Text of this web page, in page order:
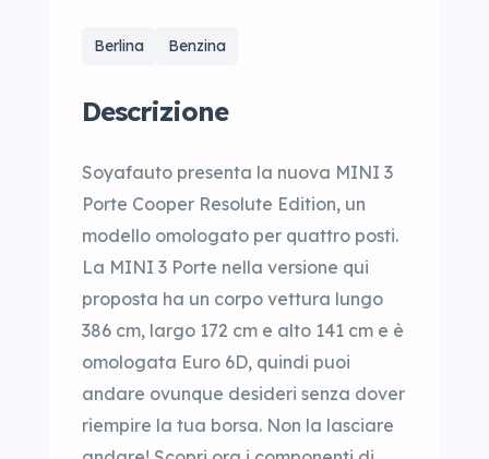
Berlina Benzina
Descrizione
Soyafauto presenta la nuova MINI 3
Porte Cooper Resolute Edition, un
modello omologato per quattro posti.
La MINI 3 Porte nella versione qui
proposta ha un corpo vettura lungo
386 cm, largo 172 cm e alto 141 cm e è
omologata Euro 6D, quindi puoi
andare ovunque desideri senza dover
riempire la tua borsa. Non la lasciare